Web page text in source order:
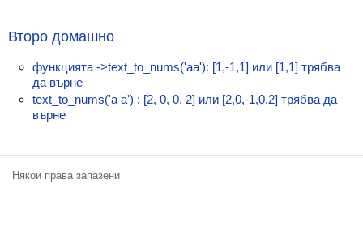
Форуми
Потребители
Класация
Второ домашно
функцията ->text_to_nums('aa'): [1,-1,1] или [1,1] трябва
да върне
text_to_nums('a a') : [2, 0, 0, 2] или [2,0,-1,0,2] трябва да
върне
Някои права запазени